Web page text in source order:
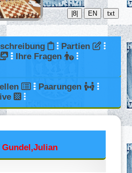
|8| EN txt
Partien
Ihre Fragen
Paarungen
Gundel,Julian